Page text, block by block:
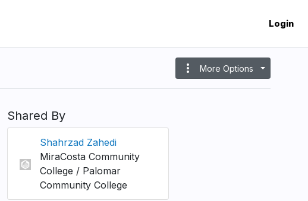
Login
more_vert More Options
Shared By
Shahrzad Zahedi
MiraCosta Community
College / Palomar
Community College